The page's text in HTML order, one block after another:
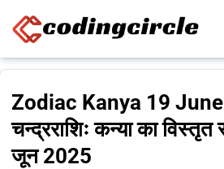
Zodiac Kanya 19
चन्द्रराशिः कन्या का
जून 2025